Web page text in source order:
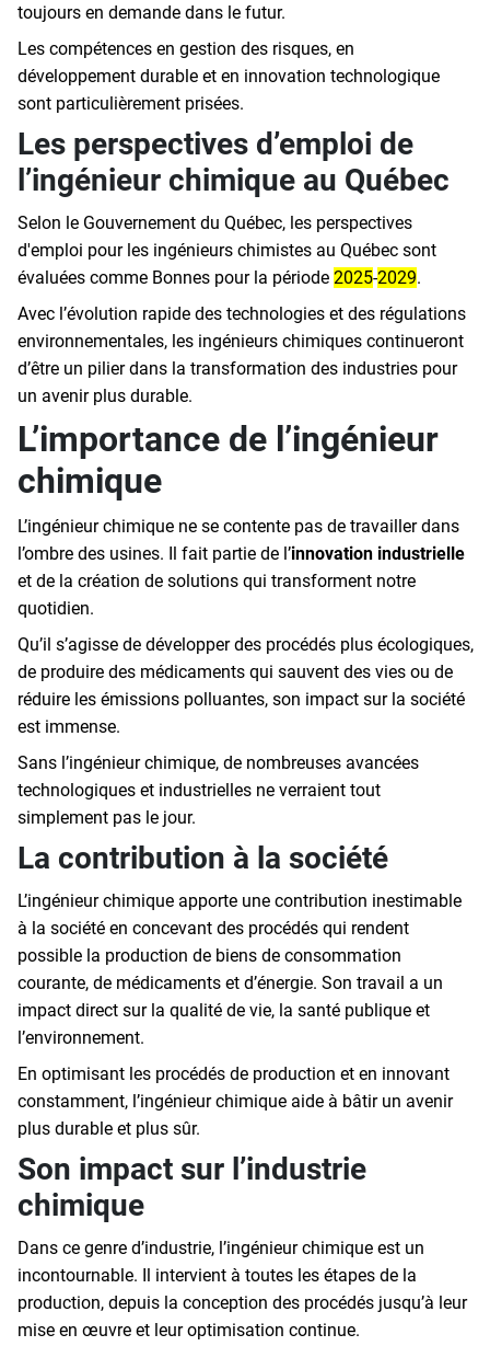
toujours en demande dans le futur.
Les compétences en gestion des risques, en
développement durable et en innovation technologique
sont particulièrement prisées.
Les perspectives d’emploi de
l’ingénieur chimique au Québec
Selon le Gouvernement du Québec, les perspectives
d'emploi pour les ingénieurs chimistes au Québec sont
évaluées comme Bonnes pour la période 2025-2029.
Avec l’évolution rapide des technologies et des régulations
environnementales, les ingénieurs chimiques continueront
d’être un pilier dans la transformation des industries pour
un avenir plus durable.
L’importance de l’ingénieur
chimique
L’ingénieur chimique ne se contente pas de travailler dans
l’ombre des usines. Il fait partie de l’innovation industrielle
et de la création de solutions qui transforment notre
quotidien.
Qu’il s’agisse de développer des procédés plus écologiques,
de produire des médicaments qui sauvent des vies ou de
réduire les émissions polluantes, son impact sur la société
est immense.
Sans l’ingénieur chimique, de nombreuses avancées
technologiques et industrielles ne verraient tout
simplement pas le jour.
La contribution à la société
L’ingénieur chimique apporte une contribution inestimable
à la société en concevant des procédés qui rendent
possible la production de biens de consommation
courante, de médicaments et d’énergie. Son travail a un
impact direct sur la qualité de vie, la santé publique et
l’environnement.
En optimisant les procédés de production et en innovant
constamment, l’ingénieur chimique aide à bâtir un avenir
plus durable et plus sûr.
Son impact sur l’industrie
chimique
Dans ce genre d’industrie, l’ingénieur chimique est un
incontournable. Il intervient à toutes les étapes de la
production, depuis la conception des procédés jusqu’à leur
mise en œuvre et leur optimisation continue.